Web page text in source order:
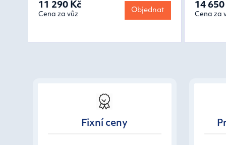
11 290 Kč
Cena za vůz
Objednat
14 650
Cena za
Fixní ceny